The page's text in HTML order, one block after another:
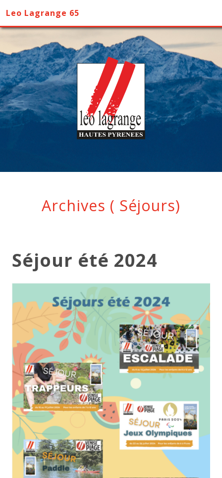
Leo Lagrange 65
Archives ( Séjours)
Séjour été 2024